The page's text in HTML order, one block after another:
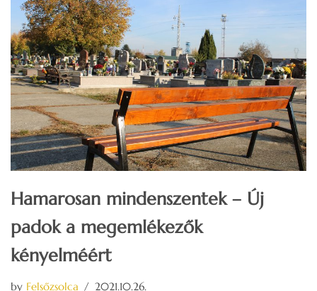
Hamarosan mindenszentek – Új
padok a megemlékezők
kényelméért
by Felsőzsolca 2021.10.26.